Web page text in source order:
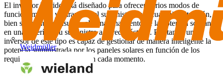
Weidmüller
El inversor híbrido está diseñado para ofrecer varios modos de
funcionamiento y garantizar el suministro bajo cualquier situación,
bien sea el autoconsumo, el almacenamiento de la potencia sobrante
en una batería o su suministro a la red eléctrica. Por tanto, un
inversor de este tipo es capaz de gestionar de manera inteligente la
potencia suministrada por los paneles solares en función de los
requisitos de la instalación en cada momento.